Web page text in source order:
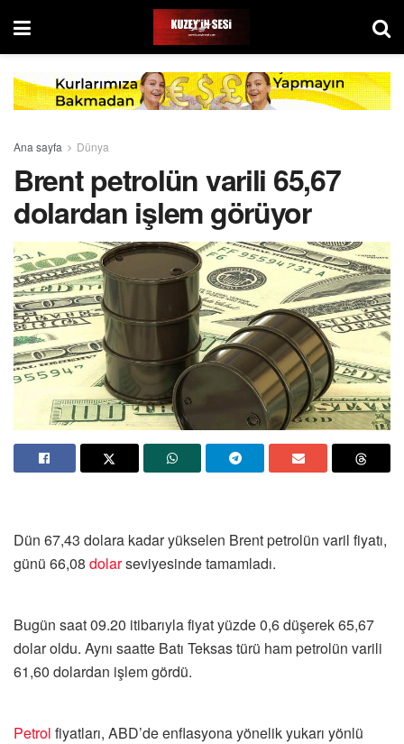
Ana sayfa Dünya
Brent petrolün varili 65,67
dolardan işlem görüyor
Dün 67,43 dolara kadar yükselen Brent petrolün varil fiyatı,
günü 66,08 dolarseviyesinde tamamladı.
Bugün saat 09.20 itibarıyla fiyat yüzde 0,6 düşerek 65,67
dolar oldu. Aynı saatte Batı Teksas türü ham petrolün varili
61,60 dolardan işlem gördü.
Petrol fiyatları, ABD’de enflasyona yönelik yukarı yönlü